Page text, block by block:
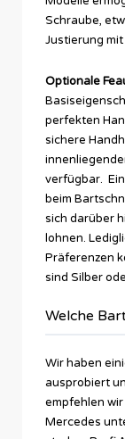
Schraube,
Justierung
Optionale
perfekten
sichere
verfügbar.
beim
sich darüber
lohnen.
Präferenzen
sind Silber
Welche
Wir haben
ausprobiert
empfehlen wir
Mercedes